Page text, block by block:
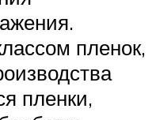
пленок,
пленки,